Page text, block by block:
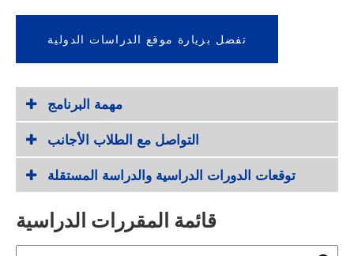
تفضل بزيارة موقع الدراسات الدولية
مهمة البرنامج
التواصل مع الطلاب الأجانب
توقعات الدورات الدراسية والدراسة المستقلة
قائمة المقررات الدراسية